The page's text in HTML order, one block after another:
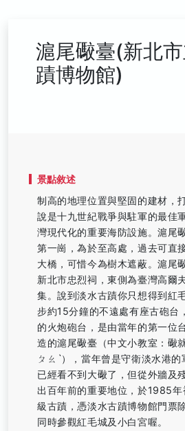
滬尾礮臺(新北
蹟博物館)
景點敘述
制高的地理位置與堅固的建材，
說是十九世紀戰爭與駐軍的最佳
灣現代化的重要海防設施。滬尾
第一崗，為於至高處，過去可直
大橋，可惜今為樹木遮蔽。滬尾
新北市忠烈祠，東側為臺灣高爾
集。說到淡水古蹟你只想得到紅
步約15分鐘的不遠處有座古砲台
的火炮砲台，是由當年的第一位
造的滬尾礮臺（中文小教室：礮
ㄆㄠˋ），當年曾是守衛淡水港
已經看不到大礮了，但從外牆及
出百年前的重要地位，於1985年
級古蹟，憑淡水古蹟博物館門票
同時參觀紅毛城及小白宮喔。